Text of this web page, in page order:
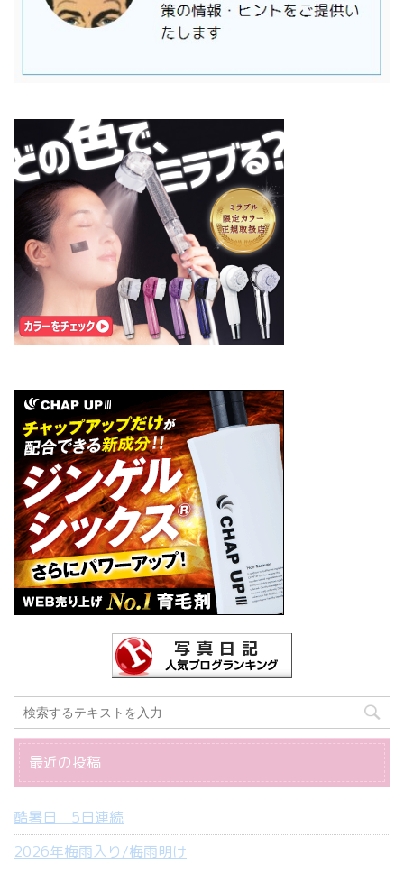
最近の投稿
酷暑日 5日連続
2026年梅雨入り/梅雨明け